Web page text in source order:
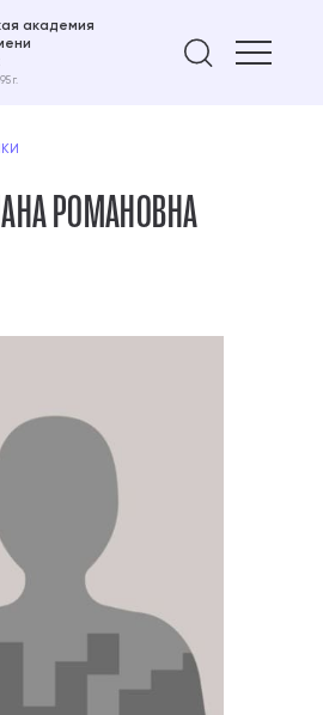
академия
г.
Найти
РОМАНОВНА